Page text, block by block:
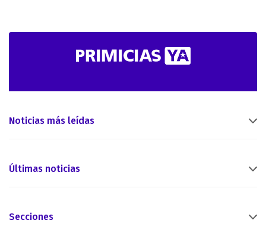
Noticias más leídas
Últimas noticias
Secciones